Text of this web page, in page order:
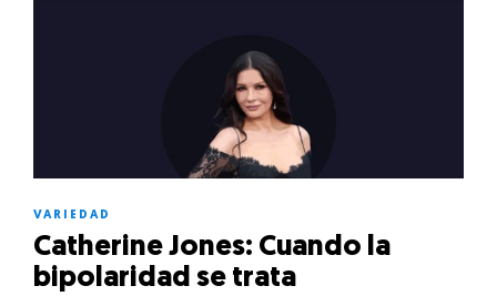
VARIEDAD
Catherine Jones: Cuando la
bipolaridad se trata